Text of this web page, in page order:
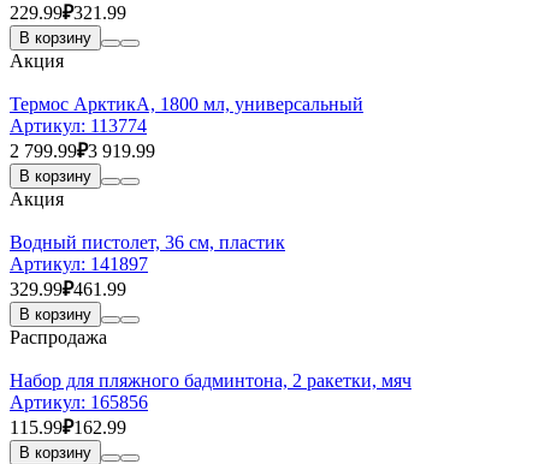
229.99₽321.99
В корзину
Акция
Термос АрктикА, 1800 мл, универсальный
Артикул: 113774
2 799.99₽3 919.99
В корзину
Акция
Водный пистолет, 36 см, пластик
Артикул: 141897
329.99₽461.99
В корзину
Распродажа
Набор для пляжного бадминтона, 2 ракетки, мяч
Артикул: 165856
115.99₽162.99
В корзину